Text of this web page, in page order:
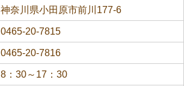
神奈川県小田原市前川177-6
0465-20-7815
0465-20-7816
8：30～17：30